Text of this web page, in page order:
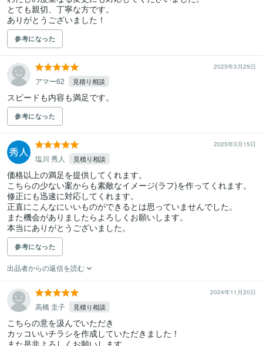
とても親切、丁寧な方です。
ありがとうございました！
参考になった
2025年3月29日
アマー62 見積り相談
スピードも内容も満足です。
参考になった
2025年3月15日
塩川 秀人 見積り相談
価格以上の満足を提供してくれます。
こちらの少ない案からも素敵なイメージ(ラフ)を作ってくれます。
修正にも迅速に対応してくれます。
正直にこんなにいいものができるとは思っていませんでした。
また機会がありましたらよろしくお願いします。
本当にありがとうございました。
参考になった
出品者からの返信を読む
2024年11月20日
高橋 圭子 見積り相談
こちらの意を汲んでいただき
カッコいいチラシを作成していただきました！